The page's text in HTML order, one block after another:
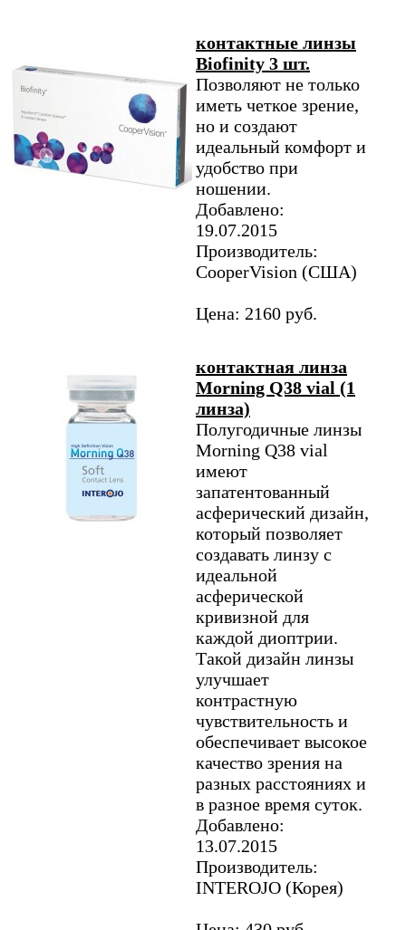
контактные линзы
Biofinity 3 шт.
Позволяют не только
иметь четкое зрение,
но и создают
идеальный комфорт и
удобство при
ношении.
Добавлено:
19.07.2015
Производитель:
CooperVision (США)
Цена: 2160 руб.
контактная линза
Morning Q38 vial (1
линза)
Полугодичные линзы
Morning Q38 vial
имеют
запатентованный
асферический дизайн,
который позволяет
создавать линзу с
идеальной
асферической
кривизной для
каждой диоптрии.
Такой дизайн линзы
улучшает
контрастную
чувствительность и
обеспечивает высокое
качество зрения на
разных расстояниях и
в разное время суток.
Добавлено:
13.07.2015
Производитель:
INTEROJO (Корея)